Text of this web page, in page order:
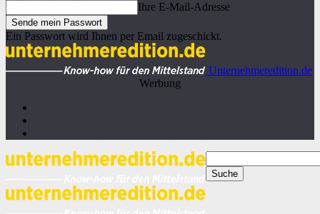
Ihre E-Mail-Adresse
Ein Passwort wird Ihnen per Email zugeschickt.
Unternehmeredition.de
Werbung